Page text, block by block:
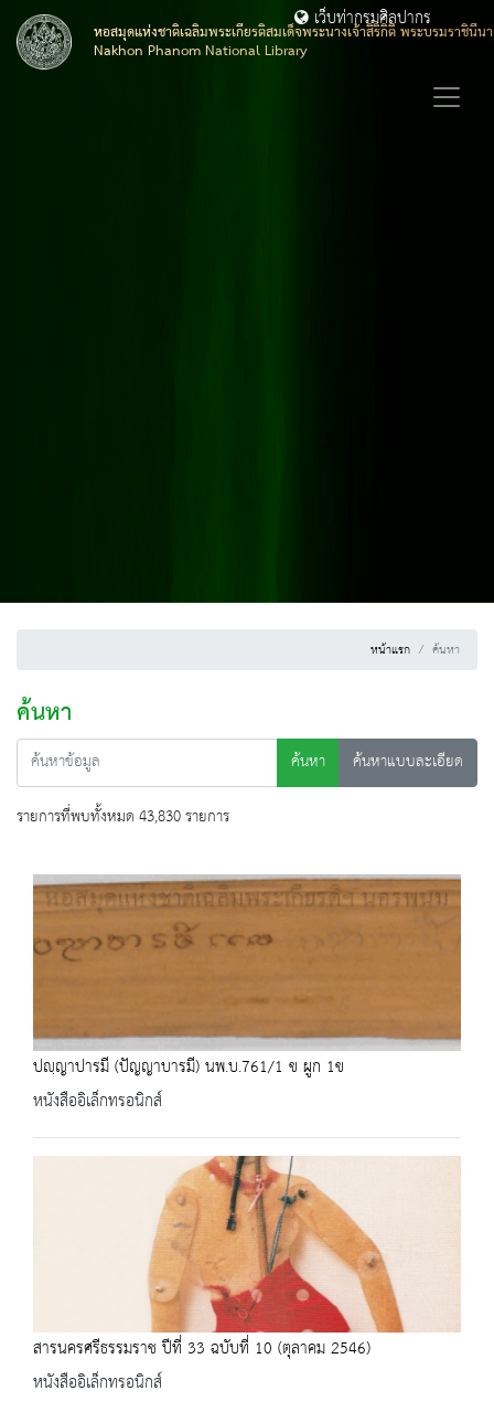
หอสมุดแห่งชาติเฉลิมพระเกียรติสมเด็จพระนางเจ้าสิริกิติ์ พระบรมราชินี
Nakhon Phanom National Library
เว็บท่ากรมศิลปากร
หน้าแรก ค้นหา
ค้นหา
ค้นหา
ค้นหาแบบละเอียด
รายการที่พบทั้งหมด 43,830 รายการ
ปญฺญาปารมี (ปัญญาบารมี) นพ.บ.761/1 ข ผูก 1ข
หนังสืออิเล็กทรอนิกส์
สารนครศรีธรรมราช ปีที่ 33 ฉบับที่ 10 (ตุลาคม 2546)
หนังสืออิเล็กทรอนิกส์